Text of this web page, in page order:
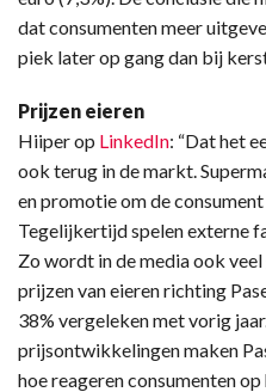
dat consumenten meer
piek later op gang dan bij
Prijzen eieren
Hiiper op LinkedIn: “Dat het
ook terug in de markt.
en promotie om de
Tegelijkertijd spelen externe
Zo wordt in de media ook
prijzen van eieren richting
38% vergeleken met vorig
prijsontwikkelingen maken
hoe reageren consumenten